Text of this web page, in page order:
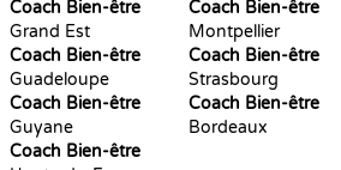
Coach Bien-être
Grand Est
Coach Bien-être
Guadeloupe
Coach Bien-être
Guyane
Coach Bien-être
Coach Bien-être
Montpellier
Coach Bien-être
Strasbourg
Coach Bien-être
Bordeaux